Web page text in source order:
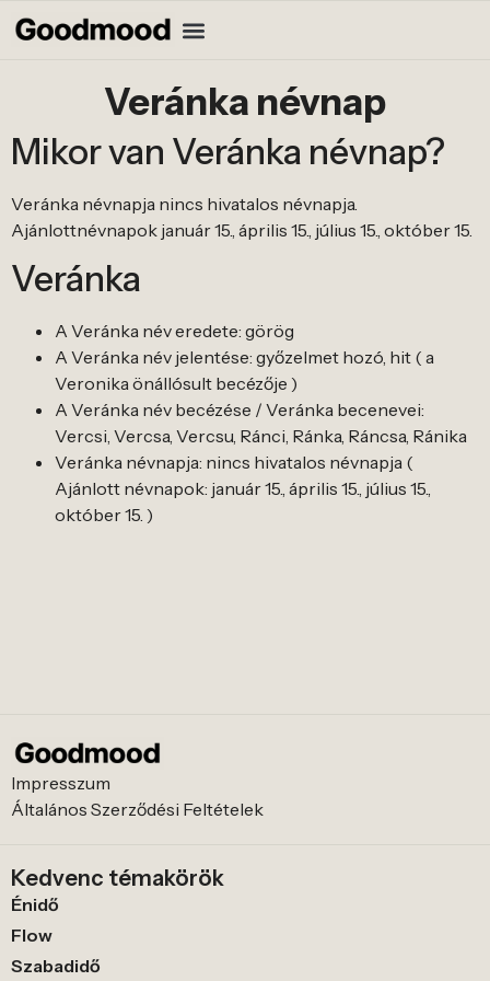
Veránka névnap
Mikor van Veránka névnap?
Veránka névnapja nincs hivatalos névnapja.
Ajánlottnévnapok január 15., április 15., július 15., október 15.
Veránka
A Veránka név eredete: görög
A Veránka név jelentése: győzelmet hozó, hit ( a
Veronika önállósult becézője )
A Veránka név becézése / Veránka becenevei:
Vercsi, Vercsa, Vercsu, Ránci, Ránka, Ráncsa, Ránika
Veránka névnapja: nincs hivatalos névnapja (
Ajánlott névnapok: január 15., április 15., július 15.,
október 15. )
Impresszum
Általános Szerződési Feltételek
Kedvenc témakörök
Énidő
Flow
Szabadidő